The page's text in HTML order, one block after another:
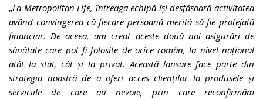
„La Metropolitan Life, întreaga echipă își desfășoară activitatea
având convingerea că fiecare persoană merită să fie protejată
financiar. De aceea, am creat aceste două noi asigurări de
sănătate care pot fi folosite de orice român, la nivel național
atât la stat, cât și la privat. Această lansare face parte din
strategia noastră de a oferi acces clienților la produsele și
serviciile de care au nevoie, prin care reconfirmăm